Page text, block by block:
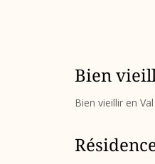
Bien
Bien vieillir en Val